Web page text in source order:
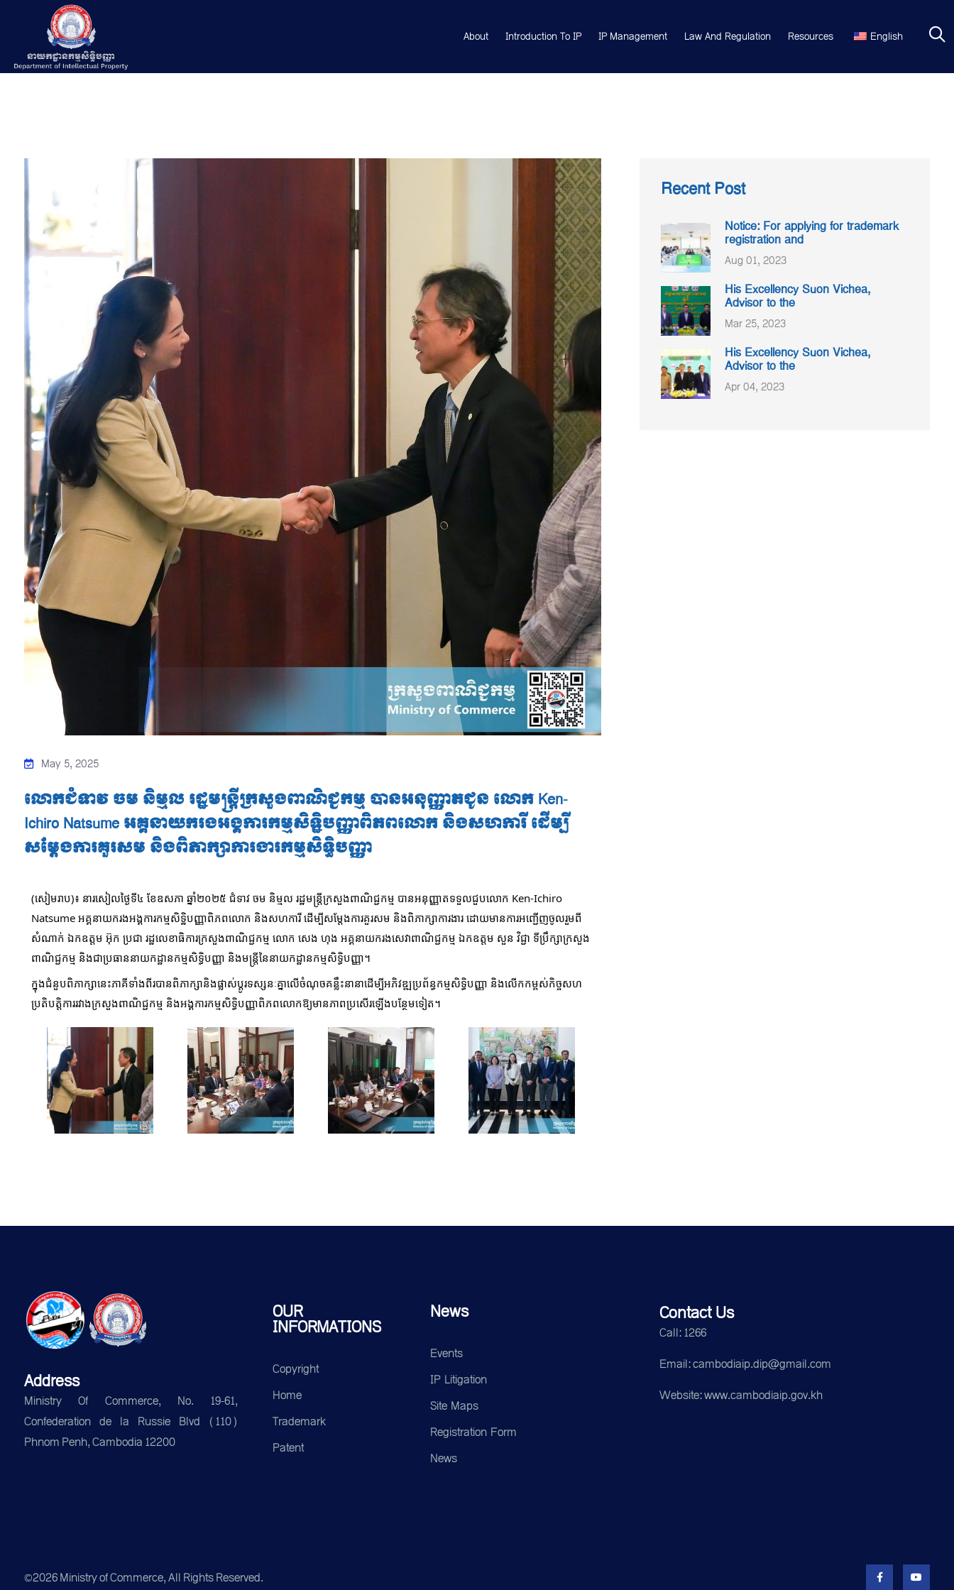
About Introduction To IP IP Management Law And Regulation Resources English
May 5, 2025
លោកជំទាវ ចម និម្មល រដ្ឋមន្ត្រីក្រសួងពាណិជ្ជកម្ម បានអនុញ្ញាតជូន លោក Ken-
Ichiro Natsume អគ្គនាយករងអង្គការកម្មសិទ្ឋិបញ្ញាពិភពលោក និងសហការី ដើម្បី
សម្តែងការគួរសម និងពិភាក្សាការងារកម្មសិទ្ធិបញ្ញា
(សៀមរាប)៖ នារសៀលថ្ងៃទី៤ ខែឧសភា ឆ្នាំ២០២៥ ជំទាវ ចម និម្មល រដ្ឋមន្ត្រីក្រសួងពាណិជ្ជកម្ម បានអនុញ្ញាតទទួលជួបលោក Ken-Ichiro
Natsume អគ្គនាយករងអង្គការកម្មសិទ្ឋិបញ្ញាពិភពលោក និងសហការី ដើម្បីសម្តែងការគួរសម និងពិភាក្សាការងារ ដោយមានការអញ្ជើញចូលរួមពី
សំណាក់ ឯកឧត្តម អ៊ុក ប្រជា រដ្ឋលេខាធិការក្រសួងពាណិជ្ជកម្ម លោក សេង ហុង អគ្គនាយករងសេវាពាណិជ្ជកម្ម ឯកឧត្តម សួន វិជ្ជា ទីប្រឹក្សាក្រសួង
ពាណិជ្ជកម្ម និងជាប្រធាននាយកដ្ឋានកម្មសិទ្ធិបញ្ញា និងមន្ត្រីនៃនាយកដ្ឋានកម្មសិទ្ធិបញ្ញា។
ក្នុងជំនួបពិភាក្សានេះភាគីទាំងពីរបានពិភាក្សានិងផ្លាស់ប្តូរទស្សនៈគ្នាលើចំណុចគន្លឹះនានាដើម្បីអភិវឌ្ឍប្រព័ន្ធកម្មសិទ្ធិបញ្ញា និងលើកកម្ពស់កិច្ចសហ
ប្រតិបត្តិការរវាងក្រសួងពាណិជ្ជកម្ម និងអង្គការកម្មសិទ្ធិបញ្ញាពិភពលោកឱ្យមានភាពប្រសើរឡើងបន្ថែមទៀត។
Recent Post
Notice: For applying for trademark
registration and
Aug 01, 2023
His Excellency Suon Vichea,
Advisor to the
Mar 25, 2023
His Excellency Suon Vichea,
Advisor to the
Apr 04, 2023
Address
Ministry Of Commerce, No. 19-61,
Confederation de la Russie Blvd (110)
Phnom Penh, Cambodia 12200
OUR
INFORMATIONS
Copyright
Home
Trademark
Patent
News
Events
IP Litigation
Site Maps
Registration Form
News
Contact Us
Call: 1266
Email: cambodiaip.dip@gmail.com
Website: www.cambodiaip.gov.kh
©2026 Ministry of Commerce, All Rights Reserved.